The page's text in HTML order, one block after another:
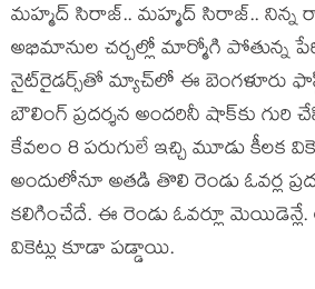
మహ్మద్ సిరాజ్.. మహ్మద్ సిరాజ్.. నిన్న
అభిమానుల చర్చల్లో మార్మోగి పోతున్న
నైట్‌రైడర్స్‌తో మ్యాచ్‌లో ఈ బెంగళూరు
బౌలింగ్ ప్రదర్శన అందరినీ షాక్‌కు గురి
కేవలం 8 పరుగులే ఇచ్చి మూడు కీలక
అందులోనూ అతడి తొలి రెండు ఓవర్ల
కలిగించేదే. ఈ రెండు ఓవర్లూ
వికెట్లు కూడా పడ్డాయి.